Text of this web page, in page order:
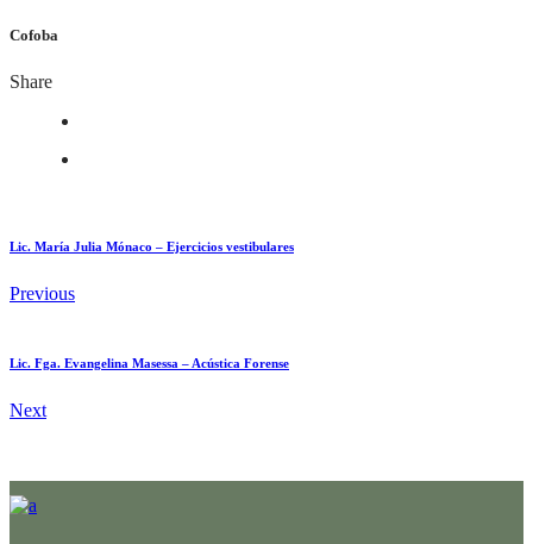
Cofoba
Share
Lic. María Julia Mónaco – Ejercicios vestibulares
Previous
Lic. Fga. Evangelina Masessa – Acústica Forense
Next